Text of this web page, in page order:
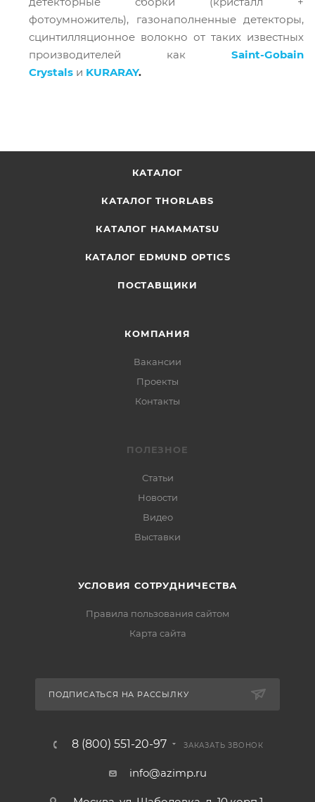
фотоумножитель), газонаполненные детекторы,
сцинтилляционное волокно от таких известных
производителей как Saint-Gobain
Crystals и KURARAY.
КАТАЛОГ
КАТАЛОГ THORLABS
КАТАЛОГ HAMAMATSU
КАТАЛОГ EDMUND OPTICS
ПОСТАВЩИКИ
КОМПАНИЯ
Вакансии
Проекты
Контакты
ПОЛЕЗНОЕ
Статьи
Новости
Видео
Выставки
УСЛОВИЯ СОТРУДНИЧЕСТВА
Правила пользования сайтом
Карта сайта
ПОДПИСАТЬСЯ НА РАССЫЛКУ
8 (800) 551-20-97 ЗАКАЗАТЬ ЗВОНОК
info@azimp.ru